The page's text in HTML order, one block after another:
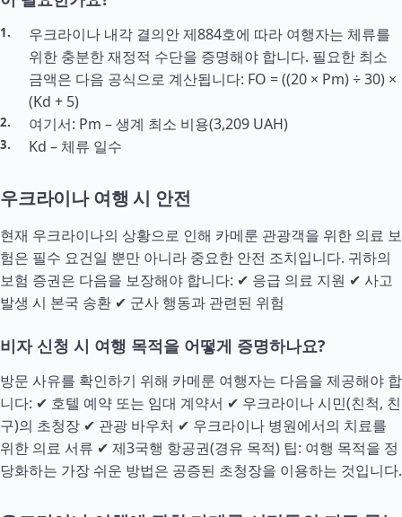
우크라이나 내각 결의안 제884호에 따라 여행자는 체류를
위한 충분한 재정적 수단을 증명해야 합니다. 필요한 최소
금액은 다음 공식으로 계산됩니다: FO = ((20 × Pm) ÷ 30) ×
(Kd + 5)
여기서: Pm – 생계 최소 비용(3,209 UAH)
Kd – 체류 일수
우크라이나 여행 시 안전
현재 우크라이나의 상황으로 인해 카메룬 관광객을 위한 의료 보
험은 필수 요건일 뿐만 아니라 중요한 안전 조치입니다. 귀하의
보험 증권은 다음을 보장해야 합니다: ✔ 응급 의료 지원 ✔ 사고
발생 시 본국 송환 ✔ 군사 행동과 관련된 위험
비자 신청 시 여행 목적을 어떻게 증명하나요?
방문 사유를 확인하기 위해 카메룬 여행자는 다음을 제공해야 합
니다: ✔ 호텔 예약 또는 임대 계약서 ✔ 우크라이나 시민(친척, 친
구)의 초청장 ✔ 관광 바우처 ✔ 우크라이나 병원에서의 치료를
위한 의료 서류 ✔ 제3국행 항공권(경유 목적) 팁: 여행 목적을 정
당화하는 가장 쉬운 방법은 공증된 초청장을 이용하는 것입니다.